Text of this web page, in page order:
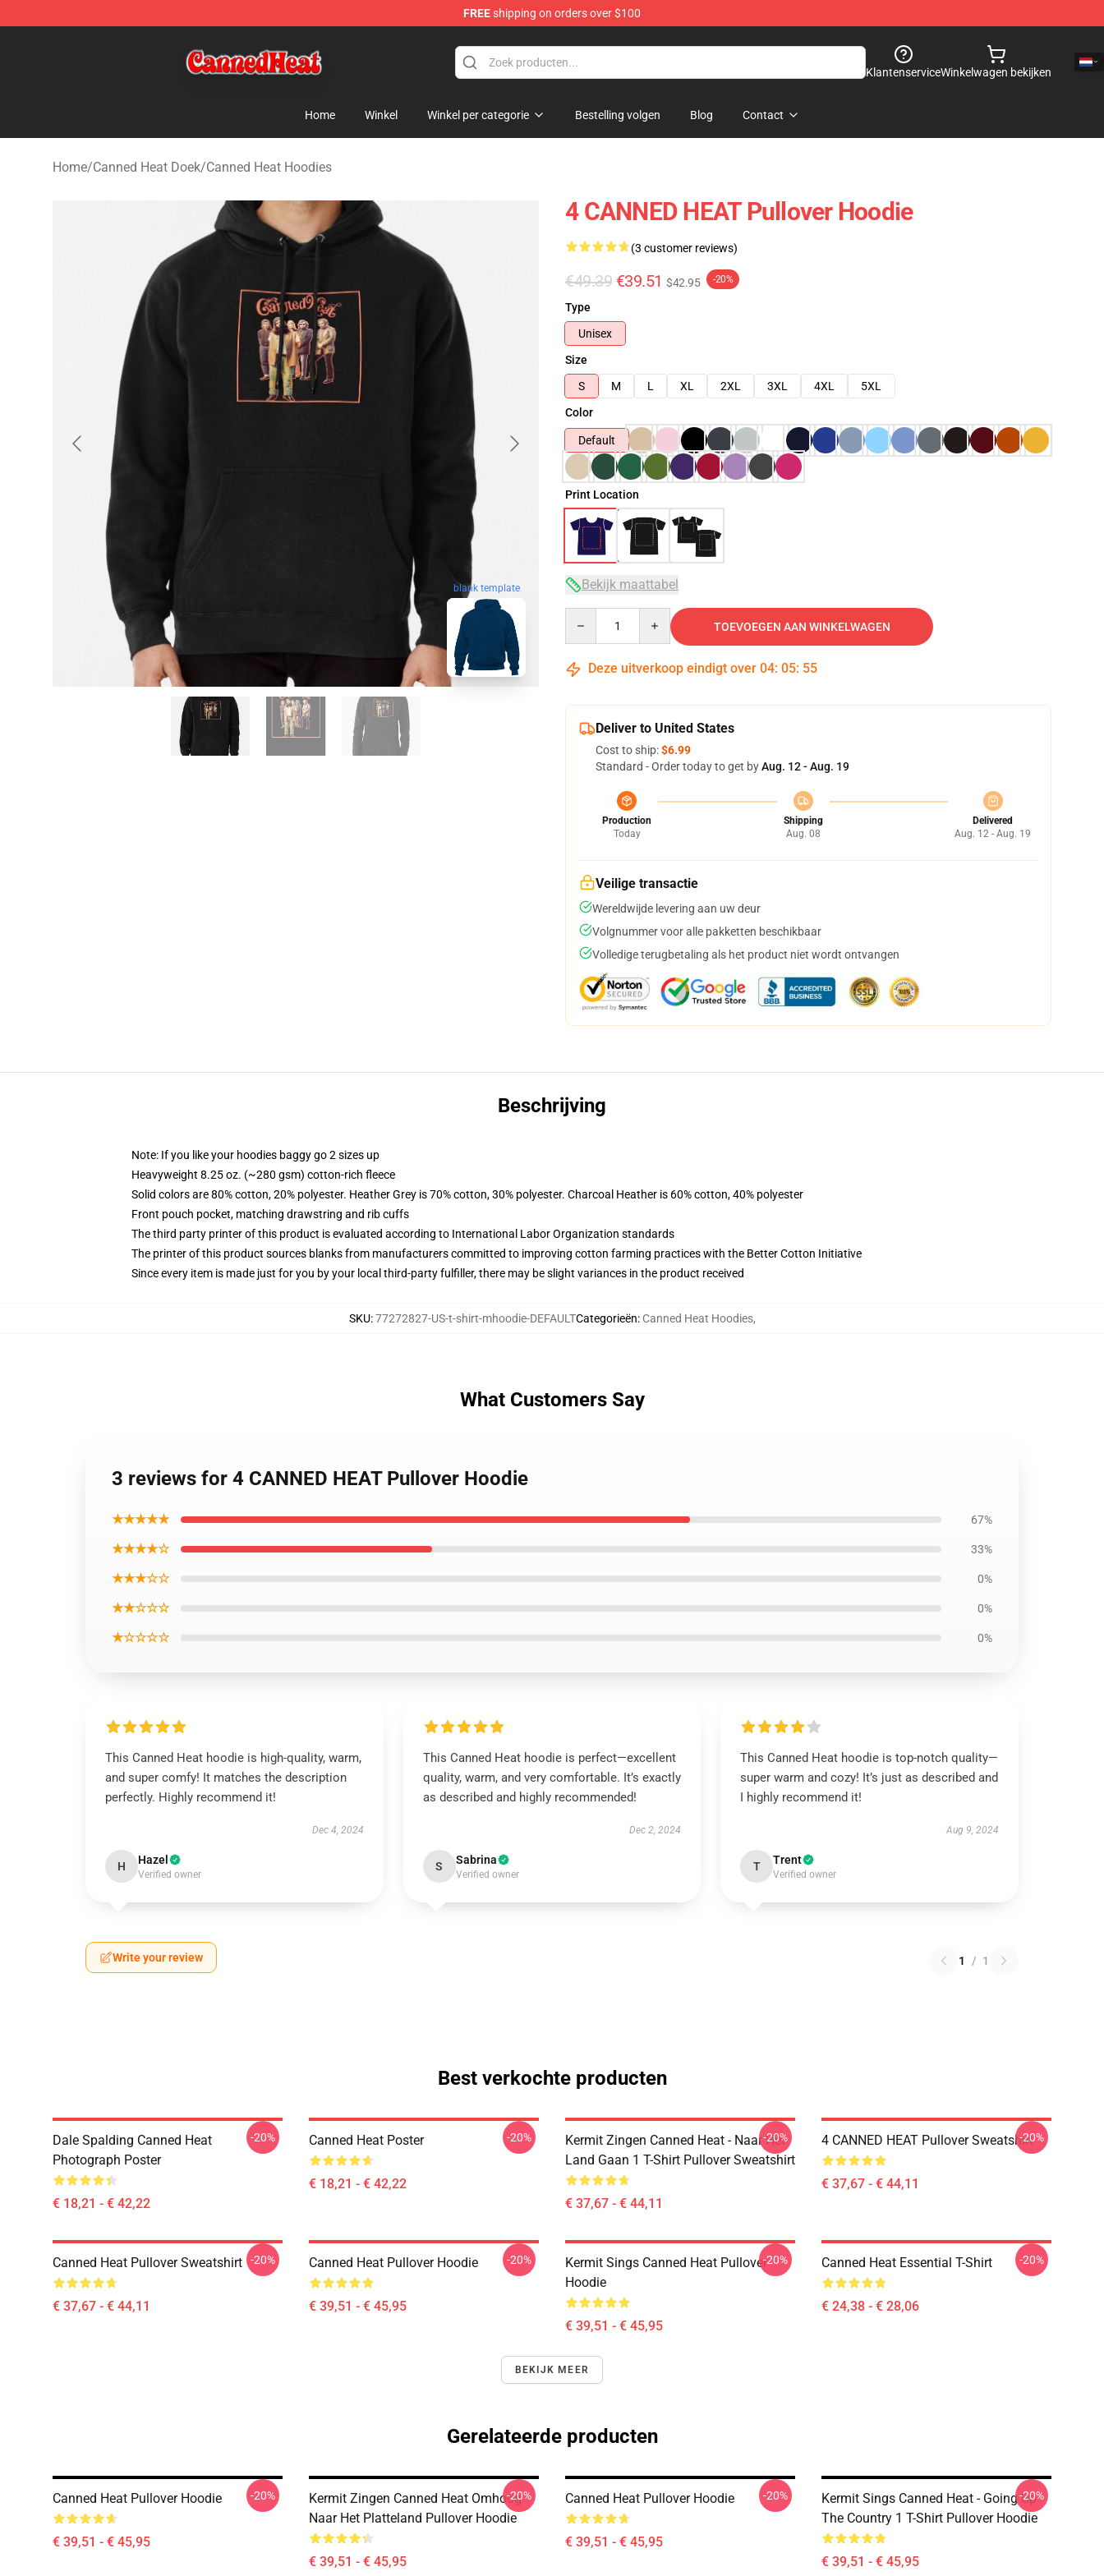
FREEshipping on orders over $100
KlantenserviceWinkelwagen bekijken
Home Winkel Winkel per categorie Bestelling volgen Blog Contact
Home/Canned Heat Doek/Canned Heat Hoodies
blank template
4 CANNED HEAT Pullover Hoodie
(3 customer reviews)
€49.39 €39.51 $42.95 -20%
Type
Unisex
Size
S
M L XL 2XL 3XL 4XL
5XL
Color
Default
Print Location
Bekijk maattabel
TOEVOEGEN AAN WINKELWAGEN
Deze uitverkoop eindigt over 04: 05: 54
Deliver to United States
Cost to ship:$6.99
Standard - Order today to get byAug. 12 - Aug. 19
Production
Today
Shipping
Aug. 08
Delivered
Aug. 12 - Aug. 19
Veilige transactie
Wereldwijde levering aan uw deur
Volgnummer voor alle pakketten beschikbaar
Volledige terugbetaling als het product niet wordt ontvangen
Beschrijving
Note: If you like your hoodies baggy go 2 sizes up
Heavyweight 8.25 oz. (~280 gsm) cotton-rich fleece
Solid colors are 80% cotton, 20% polyester. Heather Grey is 70% cotton, 30% polyester. Charcoal Heather is 60% cotton, 40% polyester
Front pouch pocket, matching drawstring and rib cuffs
The third party printer of this product is evaluated according to International Labor Organization standards
The printer of this product sources blanks from manufacturers committed to improving cotton farming practices with the Better Cotton Initiative
Since every item is made just for you by your local third-party fulfiller, there may be slight variances in the product received
SKU:77272827-US-t-shirt-mhoodie-DEFAULTCategorieën: Canned Heat Hoodies,
What Customers Say
3 reviews for 4 CANNED HEAT Pullover Hoodie
★★★★★ 67%
★★★★☆ 33%
★★★☆☆ 0%
★★☆☆☆ 0%
★☆☆☆☆ 0%
This Canned Heat hoodie is high-quality, warm,
and super comfy! It matches the description
perfectly. Highly recommend it!
Dec 4, 2024
H Hazel
Verified owner
This Canned Heat hoodie is perfect—excellent
quality, warm, and very comfortable. It’s exactly
as described and highly recommended!
Dec 2, 2024
S Sabrina
Verified owner
This Canned Heat hoodie is top-notch quality—
super warm and cozy! It’s just as described and
I highly recommend it!
Aug 9, 2024
T Trent
Verified owner
Write your review 1 / 1
Best verkochte producten
Dale Spalding Canned Heat
Photograph Poster
€ 18,21 - € 42,22
-20% Canned Heat Poster
€ 18,21 - € 42,22
-20%
Kermit Zingen Canned Heat - Naar Het
Land Gaan 1 T-Shirt Pullover Sweatshirt
€ 37,67 - € 44,11
-20% 4 CANNED HEAT Pullover Sweatshirt
€ 37,67 - € 44,11
-20%
Canned Heat Pullover Sweatshirt
€ 37,67 - € 44,11
-20% Canned Heat Pullover Hoodie
€ 39,51 - € 45,95
-20%
Kermit Sings Canned Heat Pullover
Hoodie
€ 39,51 - € 45,95
-20% Canned Heat Essential T-Shirt
€ 24,38 - € 28,06
-20%
BEKIJK MEER
Gerelateerde producten
Canned Heat Pullover Hoodie
€ 39,51 - € 45,95
-20%
Kermit Zingen Canned Heat Omhoog
Naar Het Platteland Pullover Hoodie
€ 39,51 - € 45,95
-20% Canned Heat Pullover Hoodie
€ 39,51 - € 45,95
-20%
Kermit Sings Canned Heat - Going Up
The Country 1 T-Shirt Pullover Hoodie
€ 39,51 - € 45,95
-20%